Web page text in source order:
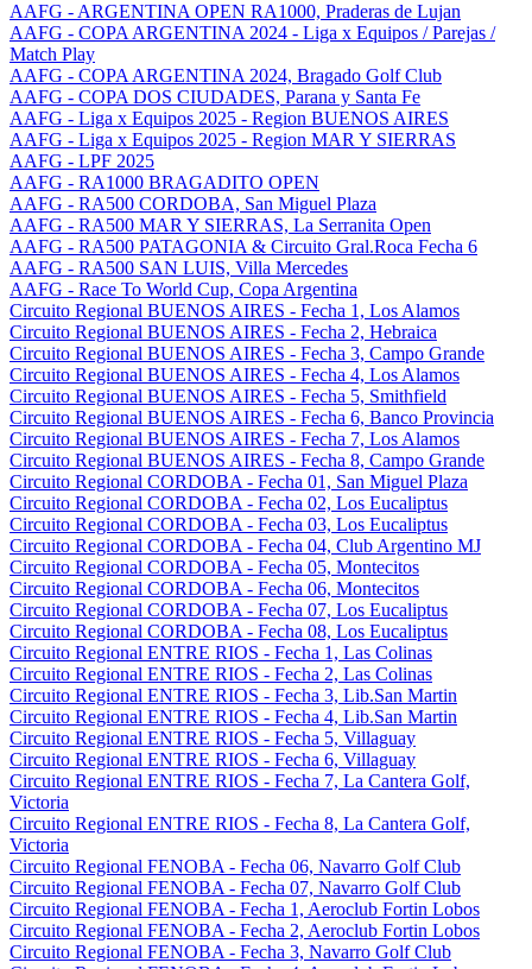
AAFG - ARGENTINA OPEN RA1000, Praderas de Lujan
AAFG - COPA ARGENTINA 2024 - Liga x Equipos / Parejas /
Match Play
AAFG - COPA ARGENTINA 2024, Bragado Golf Club
AAFG - COPA DOS CIUDADES, Parana y Santa Fe
AAFG - Liga x Equipos 2025 - Region BUENOS AIRES
AAFG - Liga x Equipos 2025 - Region MAR Y SIERRAS
AAFG - LPF 2025
AAFG - RA1000 BRAGADITO OPEN
AAFG - RA500 CORDOBA, San Miguel Plaza
AAFG - RA500 MAR Y SIERRAS, La Serranita Open
AAFG - RA500 PATAGONIA & Circuito Gral.Roca Fecha 6
AAFG - RA500 SAN LUIS, Villa Mercedes
AAFG - Race To World Cup, Copa Argentina
Circuito Regional BUENOS AIRES - Fecha 1, Los Alamos
Circuito Regional BUENOS AIRES - Fecha 2, Hebraica
Circuito Regional BUENOS AIRES - Fecha 3, Campo Grande
Circuito Regional BUENOS AIRES - Fecha 4, Los Alamos
Circuito Regional BUENOS AIRES - Fecha 5, Smithfield
Circuito Regional BUENOS AIRES - Fecha 6, Banco Provincia
Circuito Regional BUENOS AIRES - Fecha 7, Los Alamos
Circuito Regional BUENOS AIRES - Fecha 8, Campo Grande
Circuito Regional CORDOBA - Fecha 01, San Miguel Plaza
Circuito Regional CORDOBA - Fecha 02, Los Eucaliptus
Circuito Regional CORDOBA - Fecha 03, Los Eucaliptus
Circuito Regional CORDOBA - Fecha 04, Club Argentino MJ
Circuito Regional CORDOBA - Fecha 05, Montecitos
Circuito Regional CORDOBA - Fecha 06, Montecitos
Circuito Regional CORDOBA - Fecha 07, Los Eucaliptus
Circuito Regional CORDOBA - Fecha 08, Los Eucaliptus
Circuito Regional ENTRE RIOS - Fecha 1, Las Colinas
Circuito Regional ENTRE RIOS - Fecha 2, Las Colinas
Circuito Regional ENTRE RIOS - Fecha 3, Lib.San Martin
Circuito Regional ENTRE RIOS - Fecha 4, Lib.San Martin
Circuito Regional ENTRE RIOS - Fecha 5, Villaguay
Circuito Regional ENTRE RIOS - Fecha 6, Villaguay
Circuito Regional ENTRE RIOS - Fecha 7, La Cantera Golf,
Victoria
Circuito Regional ENTRE RIOS - Fecha 8, La Cantera Golf,
Victoria
Circuito Regional FENOBA - Fecha 06, Navarro Golf Club
Circuito Regional FENOBA - Fecha 07, Navarro Golf Club
Circuito Regional FENOBA - Fecha 1, Aeroclub Fortin Lobos
Circuito Regional FENOBA - Fecha 2, Aeroclub Fortin Lobos
Circuito Regional FENOBA - Fecha 3, Navarro Golf Club